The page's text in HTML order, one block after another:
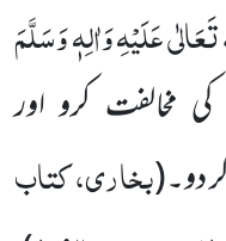
تَعَالٰی عَلَیْہِ وَاٰلِہٖ وَسَلَّمَ
مخالفت کرو اور
دو۔(بخاری، کتاب